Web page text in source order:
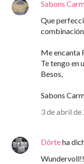
Sabons
Que
Me encanta
Te tengo en
Besos,
Sabons
3 de abril de
Dörteha